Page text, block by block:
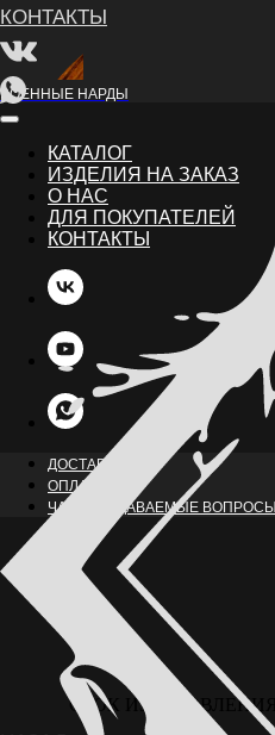
ВОЕННЫЕ НАРДЫ
КАТАЛОГ
ИЗДЕЛИЯ НА ЗАКАЗ
О НАС
ДЛЯ ПОКУПАТЕЛЕЙ
КОНТАКТЫ
ДОСТАВКА
ОПЛАТА
ЧАСТО ЗАДАВАЕМЫЕ ВОПРОСЫ
СРОК ИЗГОТОВЛЕНИЯ